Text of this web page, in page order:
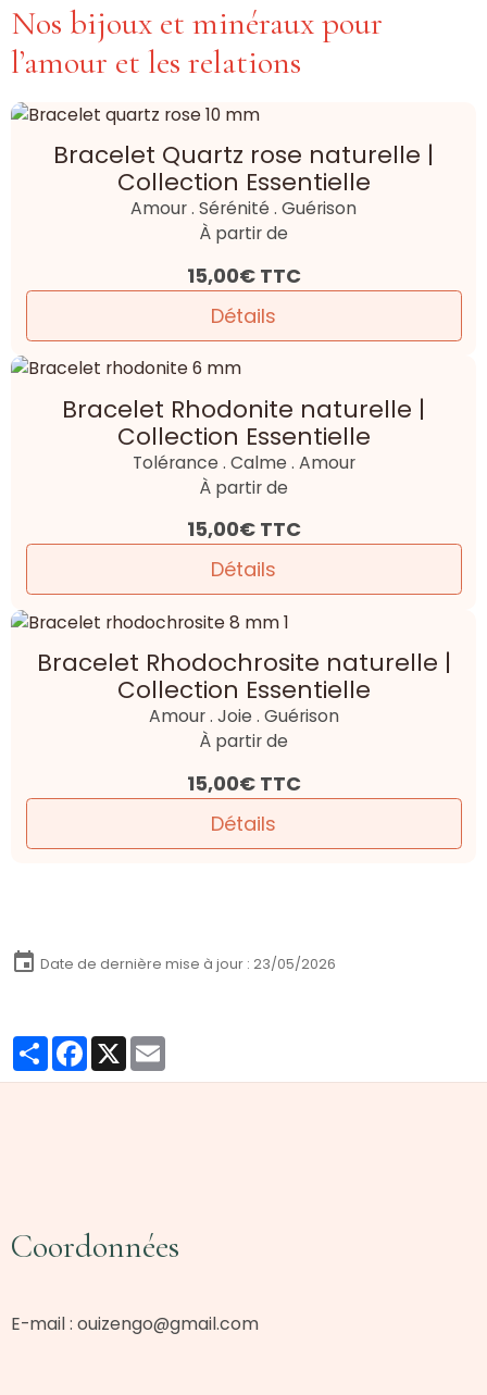
Nos bijoux et minéraux pour
l’amour et les relations
Bracelet Quartz rose naturelle |
Collection Essentielle
Amour . Sérénité . Guérison
À partir de
15,00€ TTC
Détails
Bracelet Rhodonite naturelle |
Collection Essentielle
Tolérance . Calme . Amour
À partir de
15,00€ TTC
Détails
Bracelet Rhodochrosite naturelle |
Collection Essentielle
Amour . Joie . Guérison
À partir de
15,00€ TTC
Détails
Date de dernière mise à jour : 23/05/2026
PartagerFacebook
X
Coordonnées
E-mail : ouizengo@gmail.com